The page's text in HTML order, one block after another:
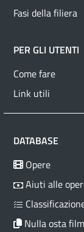
Fasi della filiera
PER GLI UTENTI
Come fare
Link utili
DATABASE
Opere
Aiuti alle
Nulla osta film